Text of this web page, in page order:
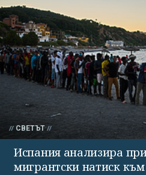
СВЕТЪТ
Испания анализира
мигрантски натиск към